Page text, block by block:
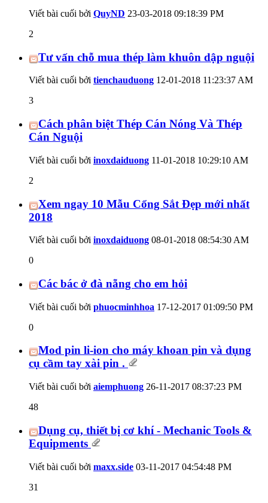
Viết bài cuối bởi QuyND 23-03-2018 09:18:39 PM
2
Tư vấn chỗ mua thép làm khuôn dập nguội
Viết bài cuối bởi tienchauduong 12-01-2018 11:23:37 AM
3
Cách phân biệt Thép Cán Nóng Và Thép
Cán Nguội
Viết bài cuối bởi inoxdaiduong 11-01-2018 10:29:10 AM
2
Xem ngay 10 Mẫu Cổng Sắt Đẹp mới nhất
2018
Viết bài cuối bởi inoxdaiduong 08-01-2018 08:54:30 AM
0
Các bác ở đà nẵng cho em hỏi
Viết bài cuối bởi phuocminhhoa 17-12-2017 01:09:50 PM
0
Mod pin li-ion cho máy khoan pin và dụng
cụ cầm tay xài pin .
Viết bài cuối bởi aiemphuong 26-11-2017 08:37:23 PM
48
Dụng cụ, thiết bị cơ khí - Mechanic Tools &
Equipments
Viết bài cuối bởi maxx.side 03-11-2017 04:54:48 PM
31